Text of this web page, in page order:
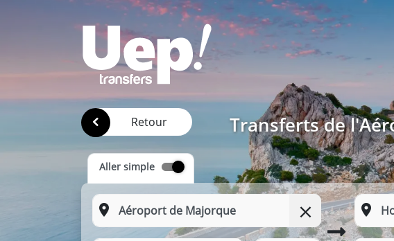
Retour Transferts de
Aller simple